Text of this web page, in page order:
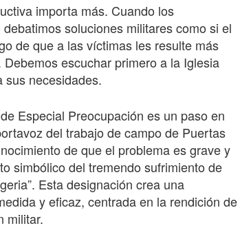
importa más. Cuando los
soluciones militares como si el
de que a las víctimas les resulte más
escuchar primero a la Iglesia
sus necesidades.
Especial Preocupación es un paso en
del trabajo de campo de Puertas
de que el problema es grave y
simbólico del tremendo sufrimiento de
Esta designación crea una
y eficaz, centrada en la rendición de
militar.